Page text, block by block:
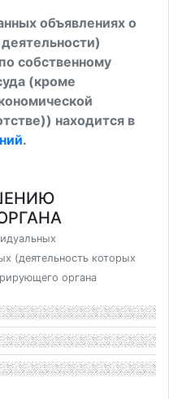
объявлениях о
собственному
(кроме
находится в
.
(деятельность которых
органа